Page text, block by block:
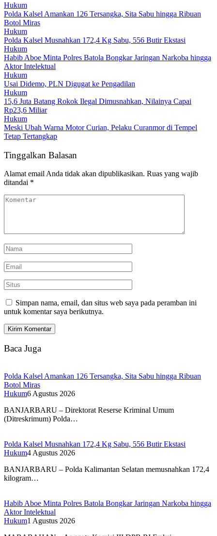
Hukum
Polda Kalsel Amankan 126 Tersangka, Sita Sabu hingga Ribuan
Botol Miras
Hukum
Polda Kalsel Musnahkan 172,4 Kg Sabu, 556 Butir Ekstasi
Hukum
Habib Aboe Minta Polres Batola Bongkar Jaringan Narkoba hingga
Aktor Intelektual
Hukum
Usai Didemo, PLN Digugat ke Pengadilan
Hukum
15,6 Juta Batang Rokok Ilegal Dimusnahkan, Nilainya Capai
Rp23,6 Miliar
Hukum
Meski Ubah Warna Motor Curian, Pelaku Curanmor di Tempel
Tetap Tertangkap
Tinggalkan Balasan
Alamat email Anda tidak akan dipublikasikan. Ruas yang wajib
ditandai *
Simpan nama, email, dan situs web saya pada peramban ini
untuk komentar saya berikutnya.
Baca Juga
Polda Kalsel Amankan 126 Tersangka, Sita Sabu hingga Ribuan
Botol Miras
Hukum6 Agustus 2026
BANJARBARU – Direktorat Reserse Kriminal Umum
(Ditreskrimum) Polda…
Polda Kalsel Musnahkan 172,4 Kg Sabu, 556 Butir Ekstasi
Hukum4 Agustus 2026
BANJARBARU – Polda Kalimantan Selatan memusnahkan 172,4
kilogram…
Habib Aboe Minta Polres Batola Bongkar Jaringan Narkoba hingga
Aktor Intelektual
Hukum1 Agustus 2026